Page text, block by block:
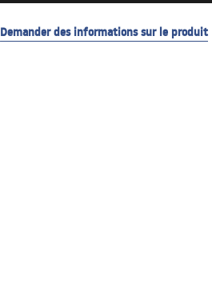
Demander des informations sur le produit